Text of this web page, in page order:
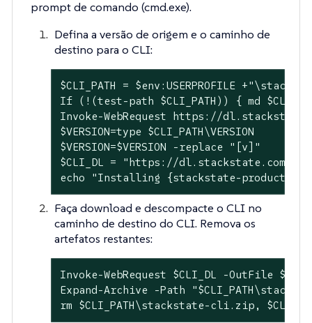
prompt de comando (cmd.exe).
Defina a versão de origem e o caminho de
destino para o CLI:
$CLI_PATH = $env:USERPROFILE
If (!(test-path $CLI_PATH)) { md
Invoke-WebRequest https://
$VERSION=type $CLI_PATH\VERSION
$VERSION=$VERSION -replace "[v]"
$CLI_DL = "https://dl.stackstate.com/
echo "Installing {stackstate-product-
Faça download e descompacte o CLI no
caminho de destino do CLI. Remova os
artefatos restantes:
Invoke-WebRequest $CLI_DL -OutFile
Expand-Archive -Path
rm $CLI_PATH\stackstate-cli.zip,